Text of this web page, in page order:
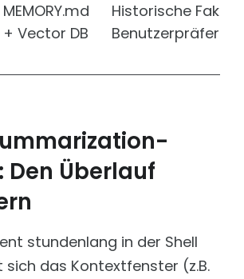
Bund
als Full-Service Agentur
und Sicherheit
MEMORY.md
+ Vector DB
Historische
Den Überlauf
stundenlang in der Shell
das Kontextfenster (z.B.